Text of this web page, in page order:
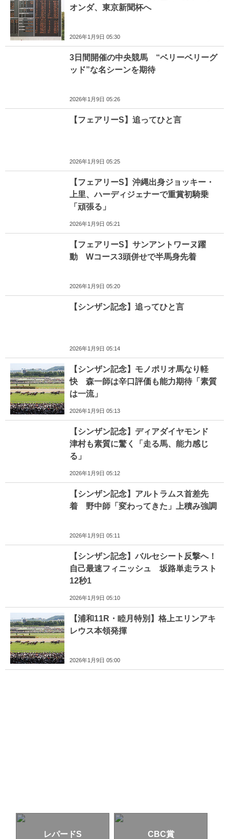
オンダ、東京新聞杯へ
2026年1月9日 05:30
3日間開催の中央競馬 “ベリーベリーグ
ッド”な名シーンを期待
2026年1月9日 05:26
【フェアリーS】追ってひと言
2026年1月9日 05:25
【フェアリーS】沖縄出身ジョッキー・
上里、ハーディジェナーで重賞初騎乗
「頑張る」
2026年1月9日 05:21
【フェアリーS】サンアントワーヌ躍
動 Wコース3頭併せで半馬身先着
2026年1月9日 05:20
【シンザン記念】追ってひと言
2026年1月9日 05:14
【シンザン記念】モノポリオ馬なり軽
快 森一師は辛口評価も能力期待「素質
は一流」
2026年1月9日 05:13
【シンザン記念】ディアダイヤモンド
津村も素質に驚く「走る馬、能力感じ
る」
2026年1月9日 05:12
【シンザン記念】アルトラムス首差先
着 野中師「変わってきた」上積み強調
2026年1月9日 05:11
【シンザン記念】バルセシート反撃へ！
自己最速フィニッシュ 坂路単走ラスト
12秒1
2026年1月9日 05:10
【浦和11R・睦月特別】格上エリンアキ
レウス本領発揮
2026年1月9日 05:00
レパードS CBC賞